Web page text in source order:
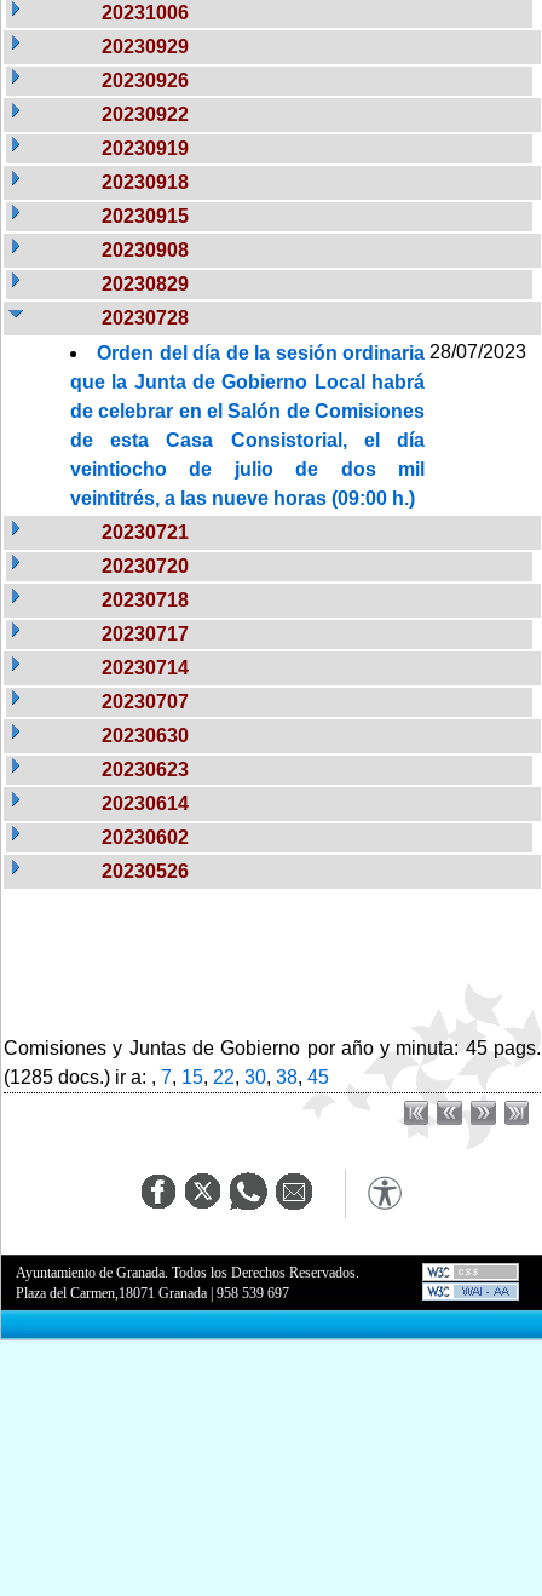
20231006
20230929
20230926
20230922
20230919
20230918
20230915
20230908
20230829
20230728
Orden del día de la sesión ordinaria
que la Junta de Gobierno Local habrá
de celebrar en el Salón de Comisiones
de esta Casa Consistorial, el día
veintiocho de julio de dos mil
veintitrés, a las nueve horas (09:00 h.)
28/07/2023
20230721
20230720
20230718
20230717
20230714
20230707
20230630
20230623
20230614
20230602
20230526
Comisiones y Juntas de Gobierno por año y minuta: 45 pags.
(1285 docs.) ir a: , 7, 15, 22, 30, 38, 45
Ayuntamiento de Granada. Todos los Derechos Reservados.
Plaza del Carmen,18071 Granada |958 539 697